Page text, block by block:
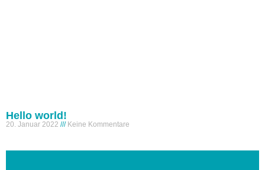
Hello world!
20. Januar 2022 Keine Kommentare